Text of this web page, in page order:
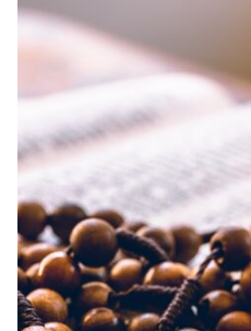
Kalender
Personen
Kontakt